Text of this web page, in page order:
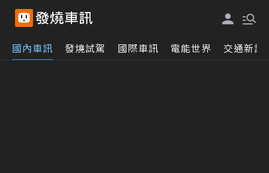
國內車訊 發燒試駕 國際車訊 電能世界 交通新訊